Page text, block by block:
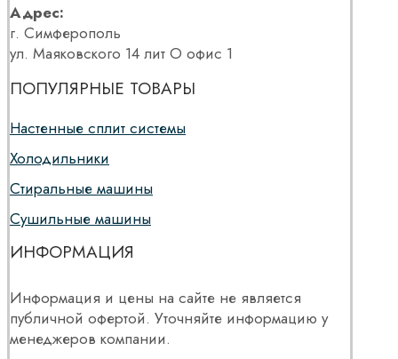
Адрес:
г. Симферополь
ул. Маяковского 14 лит О офис 1
ПОПУЛЯРНЫЕ ТОВАРЫ
Настенные сплит системы
Холодильники
Стиральные машины
Сушильные машины
ИНФОРМАЦИЯ
Информация и цены на сайте не является
публичной офертой. Уточняйте информацию у
менеджеров компании.